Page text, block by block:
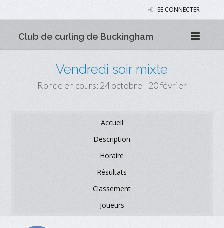
SE CONNECTER
Club de curling de Buckingham
Vendredi soir mixte
Ronde en cours: 24 octobre - 20 février
Accueil
Description
Horaire
Résultats
Classement
Joueurs